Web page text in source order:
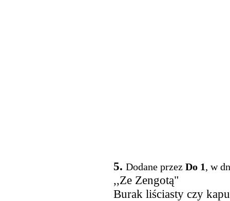
5. Dodane przez Do 1, w
,,Ze Zengotą"
Burak liściasty czy